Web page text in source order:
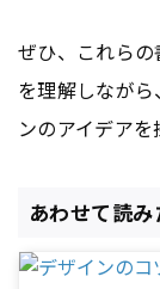
ぜひ、これら
を理解しなが
ンのアイデアを
あわせて読